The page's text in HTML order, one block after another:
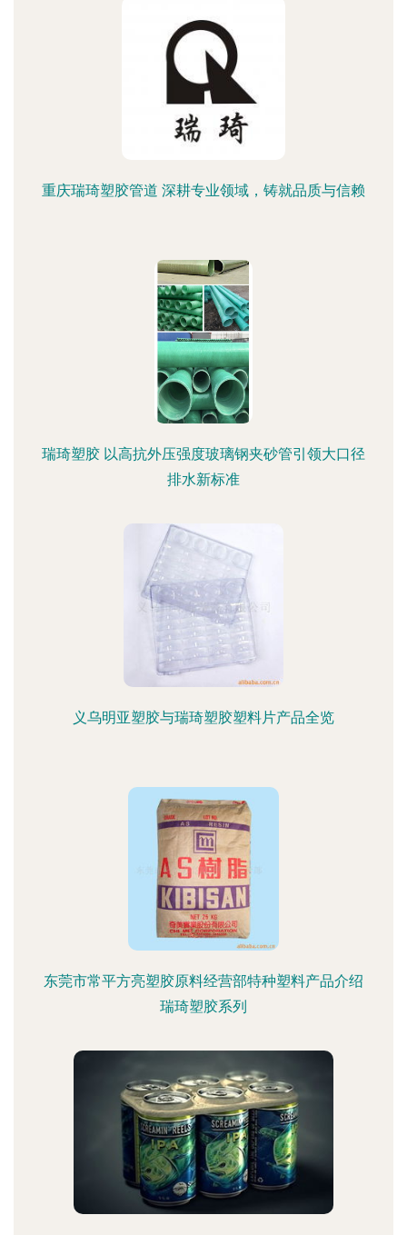
重庆瑞琦塑胶管道 深耕专业领域，铸就品质与信赖
瑞琦塑胶 以高抗外压强度玻璃钢夹砂管引领大口径
排水新标准
义乌明亚塑胶与瑞琦塑胶塑料片产品全览
东莞市常平方亮塑胶原料经营部特种塑料产品介绍
瑞琦塑胶系列